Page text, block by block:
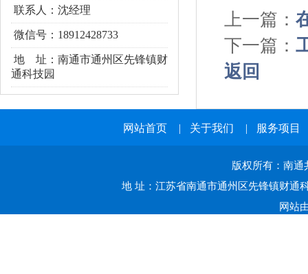
联系人：沈经理
微信号：18912428733
地 址：南通市通州区先锋镇财
通科技园
上一篇：
下一篇：
返回
网站首页 | 关于我们 | 服务项目
版权所有：南通
地 址：江苏省南通市通州区先锋镇财通
网站